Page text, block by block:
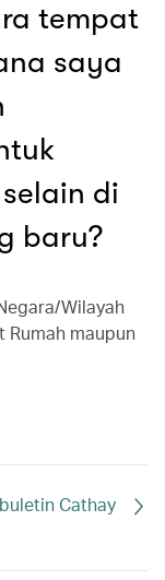
tempat
saya
di
baru?
Wilayah
maupun
Cathay